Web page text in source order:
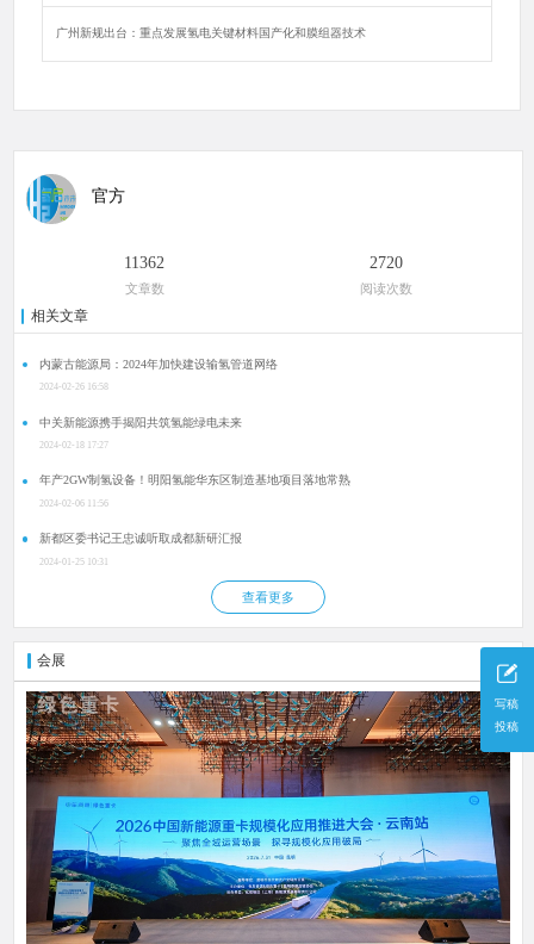
写稿
投稿
广州新规出台：重点发展氢电关键材料国产化和膜组器技术
官方
11362
文章数
2720
阅读次数
相关文章
内蒙古能源局：2024年加快建设输氢管道网络
2024-02-26 16:58
中关新能源携手揭阳共筑氢能绿电未来
2024-02-18 17:27
年产2GW制氢设备！明阳氢能华东区制造基地项目落地常熟
2024-02-06 11:56
新都区委书记王忠诚听取成都新研汇报
2024-01-25 10:31
查看更多
会展